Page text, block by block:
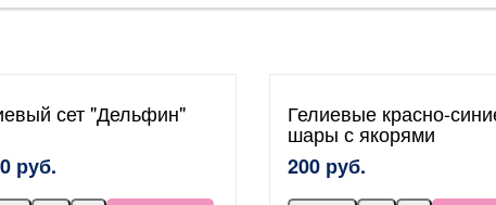
сет "Дельфин"
руб.
Гелиевые красно-
шары с якорями
200 руб.